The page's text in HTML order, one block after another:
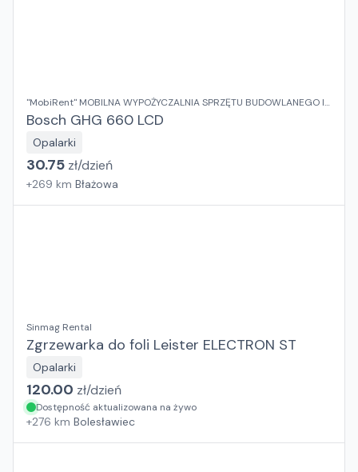
"MobiRent" MOBILNA WYPOŻYCZALNIA SPRZĘTU BUDOWLANEGO I
OGRODOWEGO Jaroslaw Rybka
Bosch GHG 660 LCD
Opalarki
30.75 zł/dzień
+269 km Błażowa
Sinmag Rental
Zgrzewarka do foli Leister ELECTRON ST
Opalarki
120.00 zł/dzień
Dostępność aktualizowana na żywo
+276 km Bolesławiec